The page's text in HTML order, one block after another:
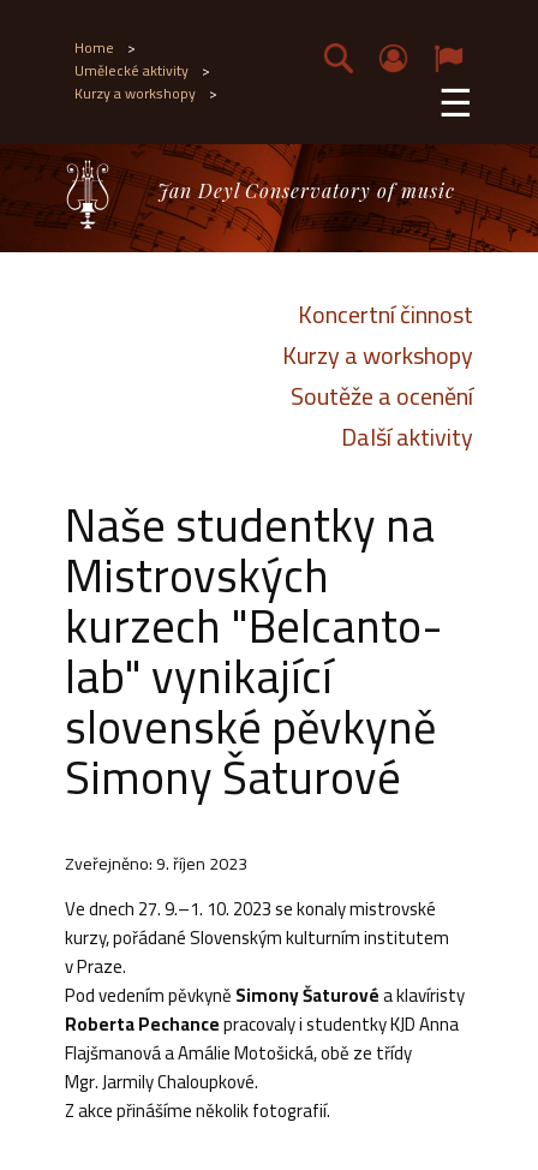
Home >
Umělecké aktivity >
Kurzy a workshopy > ☰
Jan Deyl Conservatory of music
Koncertní činnost
Kurzy a workshopy
Soutěže a ocenění
Další aktivity
Naše studentky na
Mistrovských
kurzech "Belcanto-
lab" vynikající
slovenské pěvkyně
Simony Šaturové
Zveřejněno: 9. říjen 2023
Ve dnech 27. 9.–1. 10. 2023 se konaly mistrovské
kurzy, pořádané Slovenským kulturním institutem
v Praze.
Pod vedením pěvkyněSimony Šaturovéa klavíristy
Roberta Pechancepracovaly i studentky KJD Anna
Flajšmanová a Amálie Motošická, obě ze třídy
Mgr. Jarmily Chaloupkové.
Z akce přinášíme několik fotografií.